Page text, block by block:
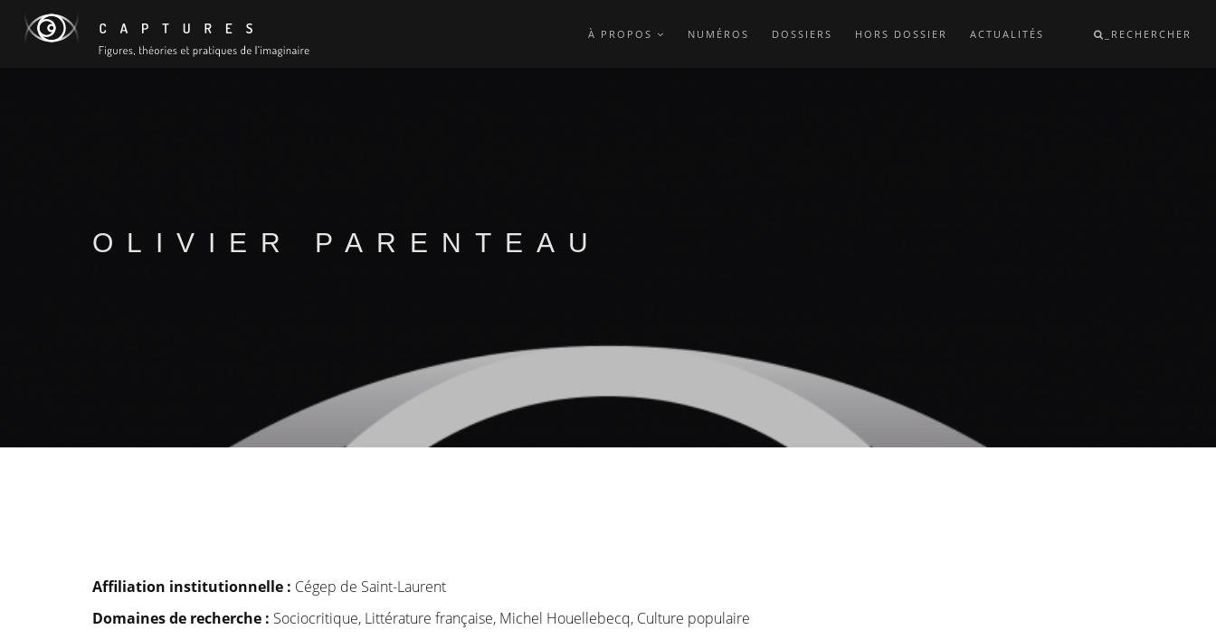
À PROPOS NUMÉROS DOSSIERS HORS DOSSIER ACTUALITÉS _RECHERCHER
OLIVIER PARENTEAU
Affiliation institutionnelle : Cégep de Saint-Laurent
Domaines de recherche : Sociocritique, Littérature française, Michel Houellebecq, Culture populaire